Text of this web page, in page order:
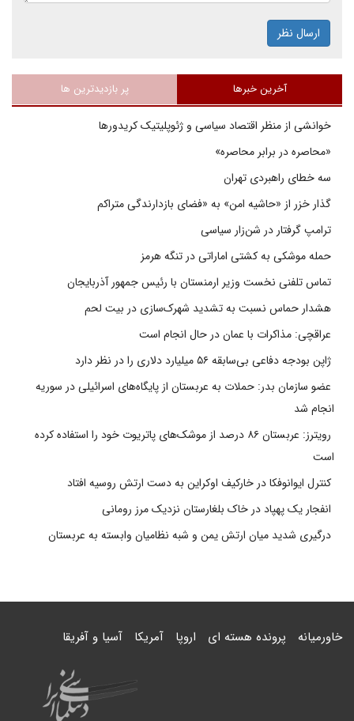
ارسال نظر
آخرین خبرها پر بازدیدترین ها
خوانشی از منظر اقتصاد سیاسی و ژئوپلیتیک کریدورها
«محاصره در برابر محاصره»
سه خطای راهبردی تهران
گذار خزر از «حاشیه امن» به «فضای بازدارندگی متراکم
ترامپ گرفتار در شن‌زار سیاسی
حمله موشکی به کشتی اماراتی در تنگه هرمز
تماس تلفنی نخست وزیر ارمنستان با رئیس جمهور آذربایجان
هشدار حماس نسبت به تشدید شهرک‌سازی در بیت‌ لحم
عراقچی: مذاکرات با عمان در حال انجام است
ژاپن بودجه دفاعی بی‌سابقه ۵۶ میلیارد دلاری را در نظر دارد
عضو سازمان بدر: حملات به عربستان از پایگاه‌های اسرائیلی در سوریه
انجام شد
رویترز: عربستان ۸۶ درصد از موشک‌های پاتریوت خود را استفاده کرده
است
کنترل ایوانوفکا در خارکیف اوکراین به دست ارتش روسیه افتاد
انفجار یک پهپاد در خاک بلغارستان نزدیک مرز رومانی
درگیری شدید میان ارتش یمن و شبه نظامیان وابسته به عربستان
خاورمیانه پرونده هسته ای اروپا آمریکا آسیا و آفریقا